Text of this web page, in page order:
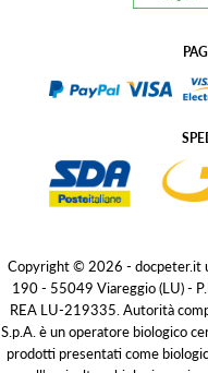
Copyright © 2026 - docpeter.it
190 - 55049 Viareggio (LU) -
REA LU-219335. Autorità
S.p.A. è un operatore biologico
prodotti presentati come